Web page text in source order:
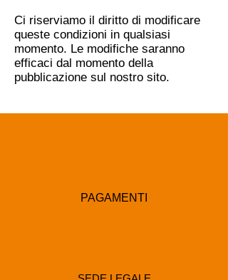
Ci riserviamo il diritto di modificare
queste condizioni in qualsiasi
momento. Le modifiche saranno
efficaci dal momento della
pubblicazione sul nostro sito.
PAGAMENTI